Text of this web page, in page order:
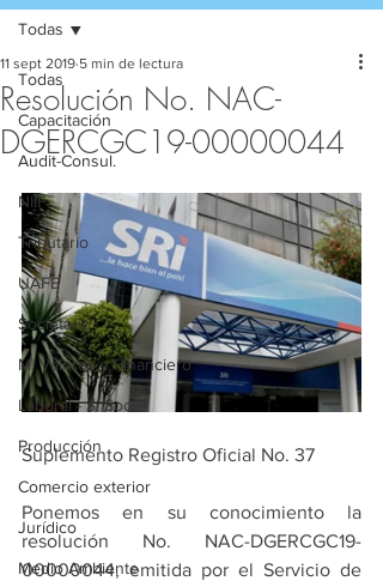
Todas
Capacitación
Audit-Consul.
NIIF
Tributario
UAFE
Societario
M. Valores y Financiero
Laboral - S. Social
Producción
Comercio exterior
Jurídico
Medio Ambiente
Todas
Resolución No. NAC-
DGERCGC19-00000044
11 sept 2019 5 min de lectura
Suplemento Registro Oficial No. 37
Ponemos en su conocimiento la
resolución No. NAC-DGERCGC19-
00000044, emitida por el Servicio de